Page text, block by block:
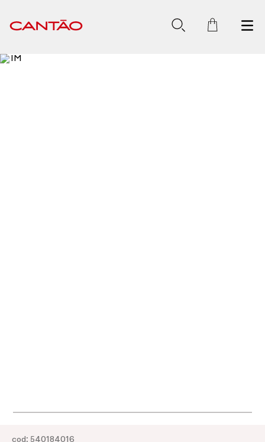
cod : 540184016